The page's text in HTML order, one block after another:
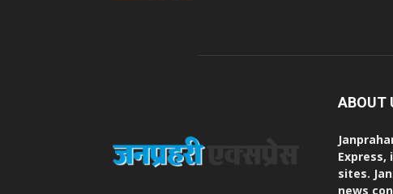
ABOUT
sites.
news